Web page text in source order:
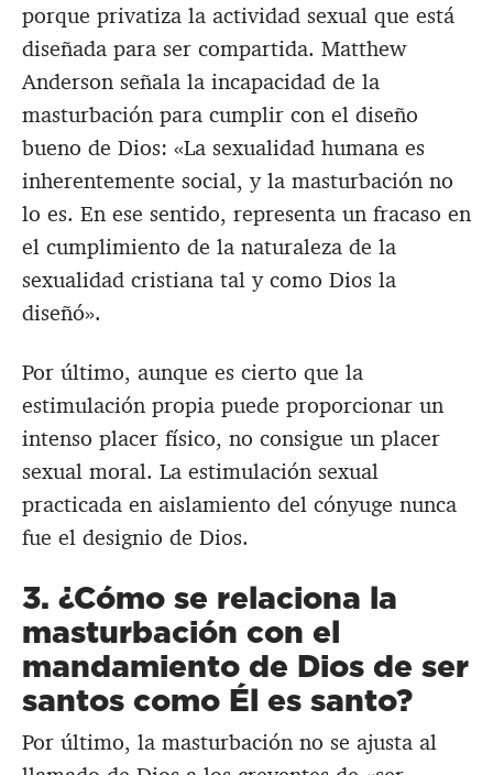
porque privatiza la actividad sexual que está
diseñada para ser compartida. Matthew
Anderson señala la incapacidad de la
masturbación para cumplir con el diseño
bueno de Dios: «La sexualidad humana es
inherentemente social, y la masturbación no
lo es. En ese sentido, representa un fracaso en
el cumplimiento de la naturaleza de la
sexualidad cristiana tal y como Dios la
diseñó».
Por último, aunque es cierto que la
estimulación propia puede proporcionar un
intenso placer físico, no consigue un placer
sexual moral. La estimulación sexual
practicada en aislamiento del cónyuge nunca
fue el designio de Dios.
3. ¿Cómo se relaciona la
masturbación con el
mandamiento de Dios de ser
santos como Él es santo?
Por último, la masturbación no se ajusta al